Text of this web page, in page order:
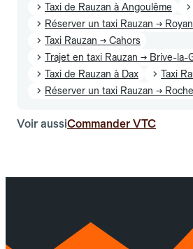
Taxi de Rauzan à Angoulême
Réserver un taxi Rauzan → Royan
Taxi Rauzan → Cahors
Trajet en taxi Rauzan → Brive-la-
Taxi de Rauzan à Dax
Taxi
Réserver un taxi Rauzan →
Voir aussiCommander VTC